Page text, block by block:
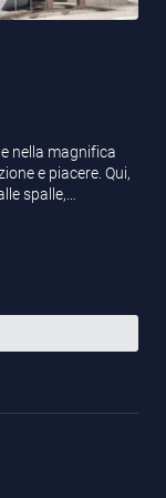
nella magnifica
e piacere. Qui,
spalle,…